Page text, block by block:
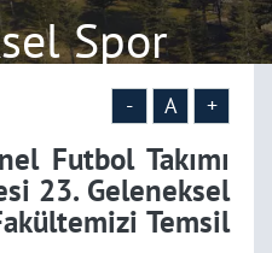
Spor
Etti
- A +
Futbol Takımı
23. Geleneksel
Temsil